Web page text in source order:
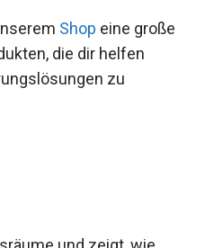
Shop eine große
die dir helfen
zu